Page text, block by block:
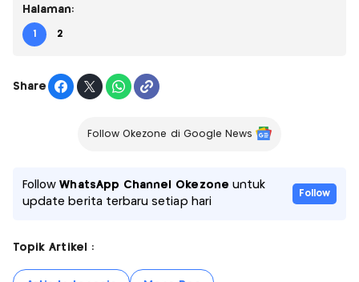
Halaman:
1 2
Share
Follow Okezone di Google News
FollowWhatsApp Channel Okezone untuk
update berita terbaru setiap hari
Follow
Topik Artikel :